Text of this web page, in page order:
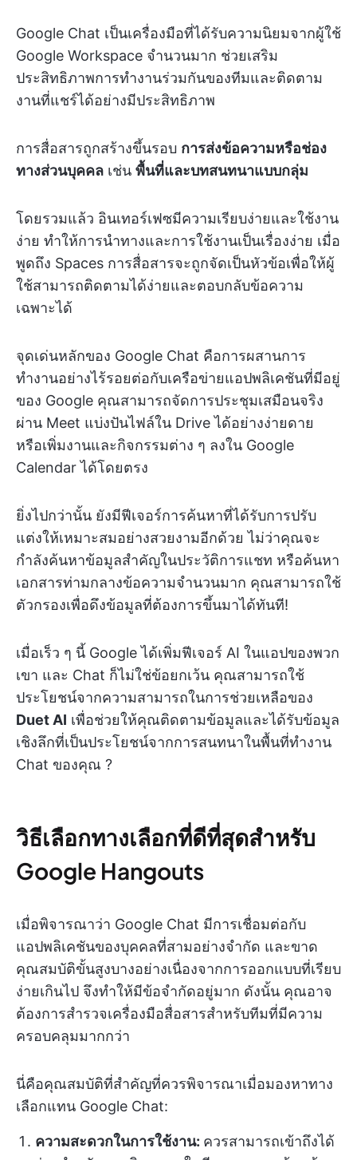
Google Chat เป็นเครื่องมือที่ได้รับความนิยมจากผู้ใช้
Google Workspace จำนวนมาก ช่วยเสริม
ประสิทธิภาพการทำงานร่วมกันของทีมและติดตาม
งานที่แชร์ได้อย่างมีประสิทธิภาพ
การสื่อสารถูกสร้างขึ้นรอบ การส่งข้อความหรือช่อง
ทางส่วนบุคคล เช่น พื้นที่และบทสนทนาแบบกลุ่ม
โดยรวมแล้ว อินเทอร์เฟซมีความเรียบง่ายและใช้งาน
ง่าย ทำให้การนำทางและการใช้งานเป็นเรื่องง่าย เมื่อ
พูดถึง Spaces การสื่อสารจะถูกจัดเป็นหัวข้อเพื่อให้ผู้
ใช้สามารถติดตามได้ง่ายและตอบกลับข้อความ
เฉพาะได้
จุดเด่นหลักของ Google Chat คือการผสานการ
ทำงานอย่างไร้รอยต่อกับเครือข่ายแอปพลิเคชันที่มีอยู่
ของ Google คุณสามารถจัดการประชุมเสมือนจริง
ผ่าน Meet แบ่งปันไฟล์ใน Drive ได้อย่างง่ายดาย
หรือเพิ่มงานและกิจกรรมต่าง ๆ ลงใน Google
Calendar ได้โดยตรง
ยิ่งไปกว่านั้น ยังมีฟีเจอร์การค้นหาที่ได้รับการปรับ
แต่งให้เหมาะสมอย่างสวยงามอีกด้วย ไม่ว่าคุณจะ
กำลังค้นหาข้อมูลสำคัญในประวัติการแชท หรือค้นหา
เอกสารท่ามกลางข้อความจำนวนมาก คุณสามารถใช้
ตัวกรองเพื่อดึงข้อมูลที่ต้องการขึ้นมาได้ทันที!
เมื่อเร็ว ๆ นี้ Google ได้เพิ่มฟีเจอร์ AI ในแอปของพวก
เขา และ Chat ก็ไม่ใช่ข้อยกเว้น คุณสามารถใช้
ประโยชน์จากความสามารถในการช่วยเหลือของ
Duet AI เพื่อช่วยให้คุณติดตามข้อมูลและได้รับข้อมูล
เชิงลึกที่เป็นประโยชน์จากการสนทนาในพื้นที่ทำงาน
Chat ของคุณ ?
วิธีเลือกทางเลือกที่ดีที่สุดสำหรับ
Google Hangouts
เมื่อพิจารณาว่า Google Chat มีการเชื่อมต่อกับ
แอปพลิเคชันของบุคคลที่สามอย่างจำกัด และขาด
คุณสมบัติขั้นสูงบางอย่างเนื่องจากการออกแบบที่เรียบ
ง่ายเกินไป จึงทำให้มีข้อจำกัดอยู่มาก ดังนั้น คุณอาจ
ต้องการสำรวจเครื่องมือสื่อสารสำหรับทีมที่มีความ
ครอบคลุมมากกว่า
นี่คือคุณสมบัติที่สำคัญที่ควรพิจารณาเมื่อมองหาทาง
เลือกแทน Google Chat:
ความสะดวกในการใช้งาน: ควรสามารถเข้าถึงได้